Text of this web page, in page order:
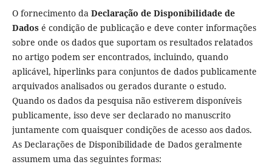
O fornecimento da Declaração de Disponibilidade de
Dadosé condição de publicação e deve conter informações
sobre onde os dados que suportam os resultados relatados
no artigo podem ser encontrados, incluindo, quando
aplicável, hiperlinks para conjuntos de dados publicamente
arquivados analisados ou gerados durante o estudo.
Quando os dados da pesquisa não estiverem disponíveis
publicamente, isso deve ser declarado no manuscrito
juntamente com quaisquer condições de acesso aos dados.
As Declarações de Disponibilidade de Dados geralmente
assumem uma das seguintes formas: